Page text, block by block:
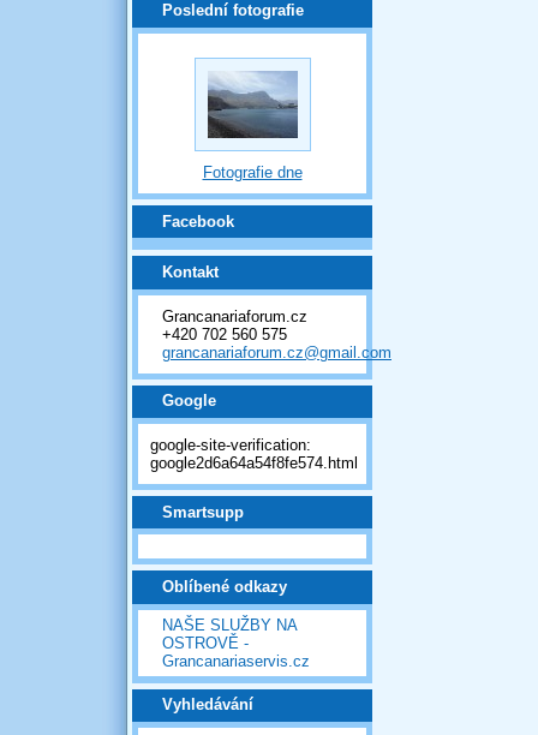
Poslední fotografie
Fotografie dne
Facebook
Kontakt
Grancanariaforum.cz
+420 702 560 575
grancanariaforum.cz@gmail.com
Google
google-site-verification:
google2d6a64a54f8fe574.html
Smartsupp
Oblíbené odkazy
NAŠE SLUŽBY NA
OSTROVĚ -
Grancanariaservis.cz
Vyhledávání